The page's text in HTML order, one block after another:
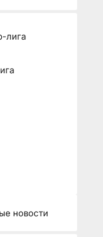
лига
новости